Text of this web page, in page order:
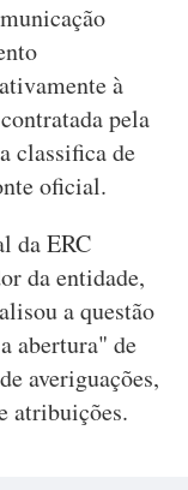
à
pela
classifica de
oficial.
da ERC
da entidade,
a questão
abertura" de
averiguações,
atribuições.